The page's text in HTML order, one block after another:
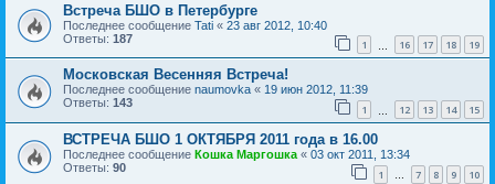
Встреча БШО в Петербурге
Последнее сообщение Tati « 23 авг 2012, 10:40
Ответы: 187 1 16 17 18 19
Московская Весенняя Встреча!
Последнее сообщение naumovka « 19 июн 2012, 11:39
Ответы: 143 1 12 13 14 15
ВСТРЕЧА БШО 1 ОКТЯБРЯ 2011 года в 16.00
Последнее сообщение Кошка Маргошка « 03 окт 2011, 13:34
Ответы: 90 1 … 7 8 9 10